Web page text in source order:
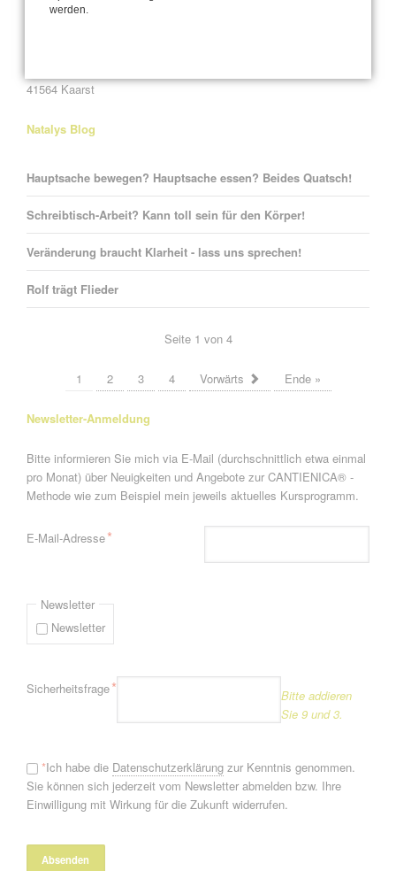
41564 Kaarst
Natalys Blog
Hauptsache bewegen? Hauptsache essen? Beides Quatsch!
Schreibtisch-Arbeit? Kann toll sein für den Körper!
Veränderung braucht Klarheit - lass uns sprechen!
Rolf trägt Flieder
Seite 1 von 4
1 2 3 4 Vorwärts Ende »
Newsletter-Anmeldung
Bitte informieren Sie mich via E-Mail (durchschnittlich etwa einmal
pro Monat) über Neuigkeiten und Angebote zur CANTIENICA® -
Methode wie zum Beispiel mein jeweils aktuelles Kursprogramm.
Pflichtfeld
E-Mail-Adresse*
Newsletter
Newsletter
Pflichtfeld
Sicherheitsfrage*
Bitte addieren
Sie 9 und 3.
*Ich habe die Datenschutzerklärungzur Kenntnis genommen.
Sie können sich jederzeit vom Newsletter abmelden bzw. Ihre
Einwilligung mit Wirkung für die Zukunft widerrufen.
werden.